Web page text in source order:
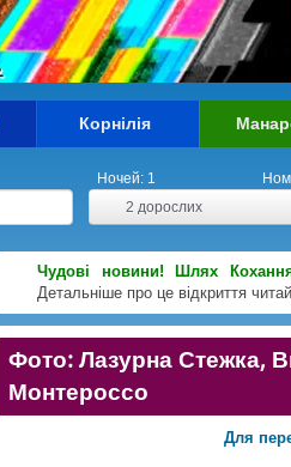
Корнілія
2 дорослих
Ночей: 1
Чудові новини! Шлях
Детальніше про це відкриття
Фото: Лазурна Стежка,
Монтероссо
Для